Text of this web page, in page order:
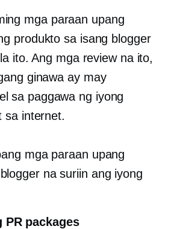
mga paraan upang
produkto sa isang blogger
ito. Ang mga review na ito,
ginawa ay may
sa paggawa ng iyong
sa internet.
mga paraan upang
na suriin ang iyong
PR packages